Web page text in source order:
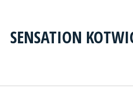
SENSATION